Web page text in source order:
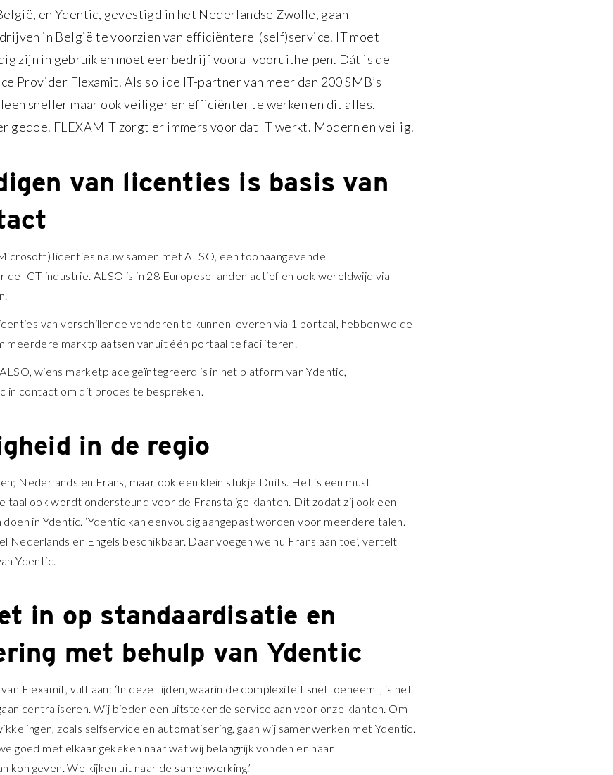
en Ydentic, gevestigd in het Nederlandse Zwolle, gaan
in België te voorzien van efficiëntere (self)service. IT moet
zijn in gebruik en moet een bedrijf vooral vooruithelpen. Dát is de
Provider Flexamit. Als solide IT-partner van meer dan 200 SMB’s
sneller maar ook veiliger en efficiënter te werken en dit alles.
gedoe. FLEXAMIT zorgt er immers voor dat IT werkt. Modern en veilig.
van licenties is basis van
licenties nauw samen met ALSO, een toonaangevende
ICT-industrie. ALSO is in 28 Europese landen actief en ook wereldwijd via
van verschillende vendoren te kunnen leveren via 1 portaal, hebben we de
meerdere marktplaatsen vanuit één portaal te faciliteren.
wiens marketplace geïntegreerd is in het platform van Ydentic,
in contact om dit proces te bespreken.
in de regio
Nederlands en Frans, maar ook een klein stukje Duits. Het is een must
taal ook wordt ondersteund voor de Franstalige klanten. Dit zodat zij ook een
in Ydentic. ‘Ydentic kan eenvoudig aangepast worden voor meerdere talen.
Nederlands en Engels beschikbaar. Daar voegen we nu Frans aan toe’, vertelt
Ydentic.
in op standaardisatie en
met behulp van Ydentic
Flexamit, vult aan: ‘In deze tijden, waarin de complexiteit snel toeneemt, is het
centraliseren. Wij bieden een uitstekende service aan voor onze klanten. Om
zoals selfservice en automatisering, gaan wij samenwerken met Ydentic.
goed met elkaar gekeken naar wat wij belangrijk vonden en naar
kon geven. We kijken uit naar de samenwerking.’